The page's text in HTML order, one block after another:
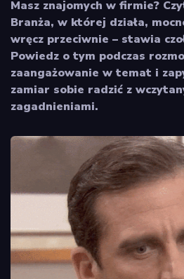
Masz znajomych w firmie?
Branża, w której działa,
wręcz przeciwnie – stawia
Powiedz o tym podczas
zaangażowanie w temat i
zamiar sobie radzić z
zagadnieniami.